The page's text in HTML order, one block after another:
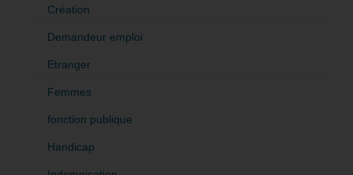
Création
Demandeur emploi
Etranger
Femmes
fonction publique
Handicap